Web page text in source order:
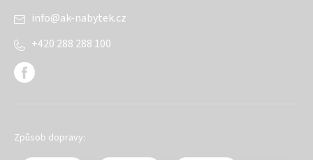
info@ak-nabytek.cz
+420 288 288 100
Způsob dopravy: